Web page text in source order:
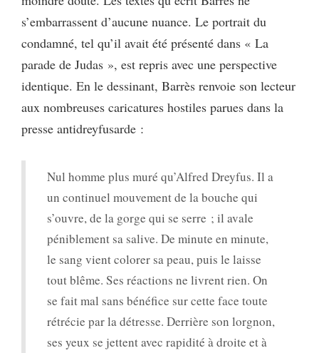
s’embarrassent d’aucune nuance. Le portrait du
condamné, tel qu’il avait été présenté dans « La
parade de Judas », est repris avec une perspective
identique. En le dessinant, Barrès renvoie son lecteur
aux nombreuses caricatures hostiles parues dans la
presse antidreyfusarde :
Nul homme plus muré qu’Alfred Dreyfus. Il a
un continuel mouvement de la bouche qui
s’ouvre, de la gorge qui se serre ; il avale
péniblement sa salive. De minute en minute,
le sang vient colorer sa peau, puis le laisse
tout blême. Ses réactions ne livrent rien. On
se fait mal sans bénéfice sur cette face toute
rétrécie par la détresse. Derrière son lorgnon,
ses yeux se jettent avec rapidité à droite et à